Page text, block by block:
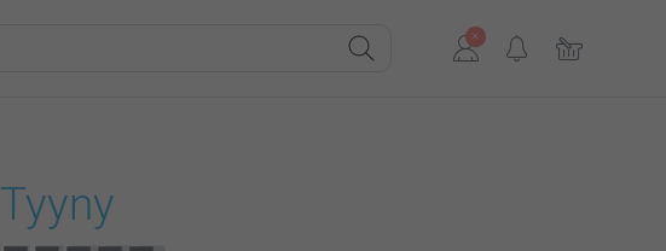
Tyyny